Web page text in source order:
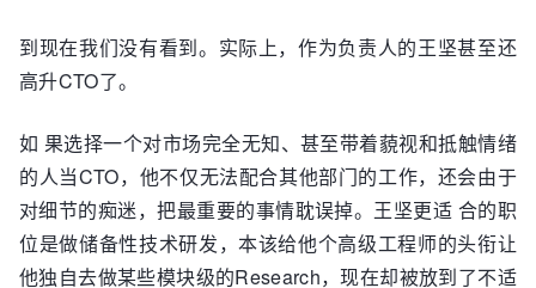
到现在我们没有看到。实际上，作为负责人的王坚甚至还
高升CTO了。
如 果选择一个对市场完全无知、甚至带着藐视和抵触情绪
的人当CTO，他不仅无法配合其他部门的工作，还会由于
对细节的痴迷，把最重要的事情耽误掉。王坚更适 合的职
位是做储备性技术研发，本该给他个高级工程师的头衔让
他独自去做某些模块级的Research，现在却被放到了不适